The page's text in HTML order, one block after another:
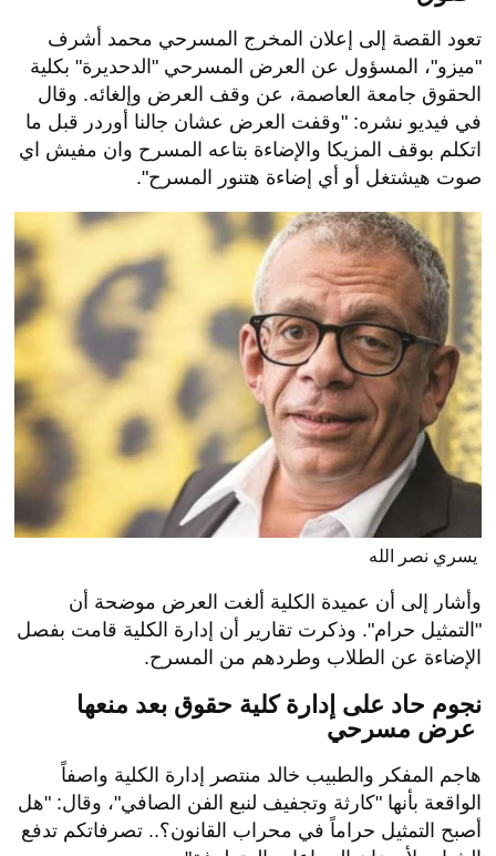
القصة الكاملة لوقف عرض مسرحي بكلية
حقوق
تعود القصة إلى إعلان المخرج المسرحي محمد أشرف
"ميزو"، المسؤول عن العرض المسرحي "الدحديرة" بكلية
الحقوق جامعة العاصمة، عن وقف العرض وإلغائه. وقال
في فيديو نشره: "وقفت العرض عشان جالنا أوردر قبل ما
صوت هيشتغل أو أي إضاءة هتنور المسرح".
يسري نصر الله
وأشار إلى أن عميدة الكلية ألغت العرض موضحة أن
الإضاءة عن الطلاب وطردهم من المسرح.
نجوم حاد على إدارة كلية حقوق بعد منعها
عرض مسرحي
هاجم المفكر والطبيب خالد منتصر إدارة الكلية واصفاً